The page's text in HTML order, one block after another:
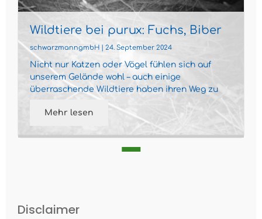
Wildtiere bei purux: Fuchs, Biber
und co.
schwarzmanngmbH | 24. September 2024
Nicht nur Katzen oder Vögel fühlen sich auf
unserem Gelände wohl – auch einige
überraschende Wildtiere haben ihren Weg zu
uns gefunden. Dank einer Wil...
Mehr lesen
Disclaimer